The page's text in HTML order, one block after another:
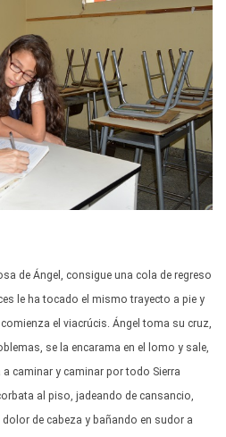
de Ángel, consigue una cola de regreso
le ha tocado el mismo trayecto a pie y
el viacrúcis. Ángel toma su cruz,
se la encarama en el lomo y sale,
caminar y caminar por todo Sierra
al piso, jadeando de cansancio,
de cabeza y bañando en sudor a